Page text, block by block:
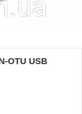
OTU USB